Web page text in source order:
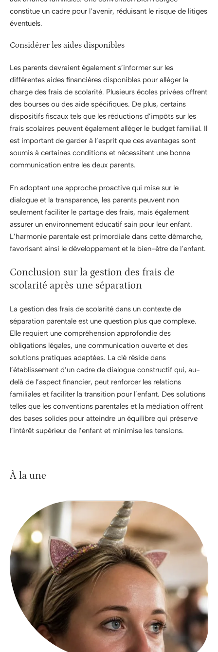
constitue un cadre pour l’avenir, réduisant le risque de litiges
éventuels.
Considérer les aides disponibles
Les parents devraient également s’informer sur les
différentes aides financières disponibles pour alléger la
charge des frais de scolarité. Plusieurs écoles privées offrent
des bourses ou des aide spécifiques. De plus, certains
dispositifs fiscaux tels que les réductions d’impôts sur les
frais scolaires peuvent également alléger le budget familial. Il
est important de garder à l’esprit que ces avantages sont
soumis à certaines conditions et nécessitent une bonne
communication entre les deux parents.
En adoptant une approche proactive qui mise sur le
dialogue et la transparence, les parents peuvent non
seulement faciliter le partage des frais, mais également
assurer un environnement éducatif sain pour leur enfant.
L’harmonie parentale est primordiale dans cette démarche,
favorisant ainsi le développement et le bien-être de l’enfant.
Conclusion sur la gestion des frais de
scolarité après une séparation
La gestion des frais de scolarité dans un contexte de
séparation parentale est une question plus que complexe.
Elle requiert une compréhension approfondie des
obligations légales, une communication ouverte et des
solutions pratiques adaptées. La clé réside dans
l’établissement d’un cadre de dialogue constructif qui, au-
delà de l’aspect financier, peut renforcer les relations
familiales et faciliter la transition pour l’enfant. Des solutions
telles que les conventions parentales et la médiation offrent
des bases solides pour atteindre un équilibre qui préserve
l’intérêt supérieur de l’enfant et minimise les tensions.
À la une